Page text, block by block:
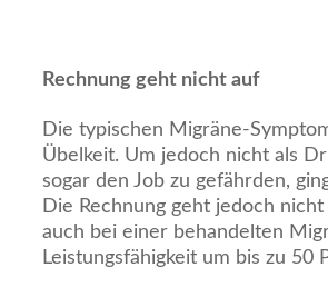
Rechnung geht nicht auf
Die typischen Migräne-
Übelkeit. Um jedoch nicht als
sogar den Job zu gefährden,
Die Rechnung geht jedoch
auch bei einer behandelten
Leistungsfähigkeit um bis zu 50